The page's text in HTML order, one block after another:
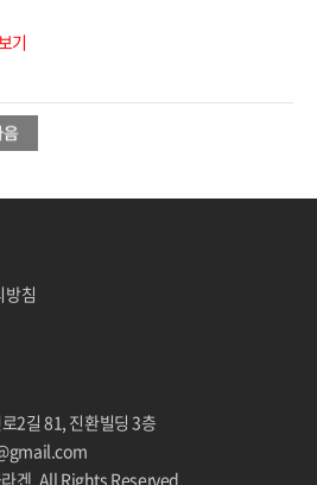
기
방침
2길 81, 진환빌딩 3층
겐. All Rights Reserved.